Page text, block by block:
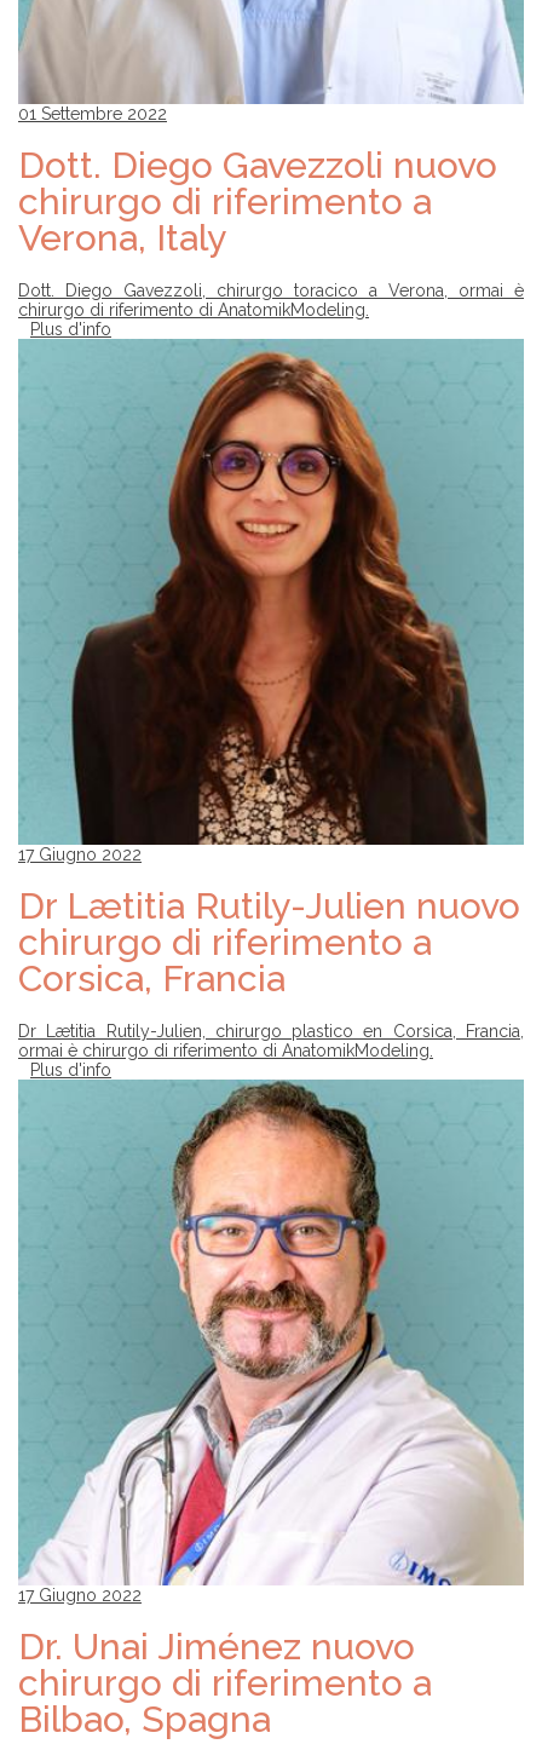
01 Settembre 2022
Dott. Diego Gavezzoli nuovo
chirurgo di riferimento a
Verona, Italy
Dott. Diego Gavezzoli, chirurgo toracico a Verona, ormai è
chirurgo di riferimento di AnatomikModeling.
Plus d'info
17 Giugno 2022
Dr Lætitia Rutily-Julien nuovo
chirurgo di riferimento a
Corsica, Francia
Dr Lætitia Rutily-Julien, chirurgo plastico en Corsica, Francia,
ormai è chirurgo di riferimento di AnatomikModeling.
Plus d'info
17 Giugno 2022
Dr. Unai Jiménez nuovo
chirurgo di riferimento a
Bilbao, Spagna